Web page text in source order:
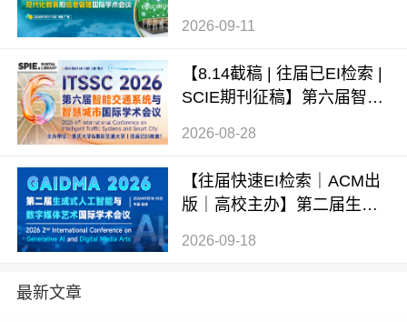
术会议 (ICMEIM 2026)
2026-09-11
【8.14截稿 | 往届已EI检索 |
SCIE期刊征稿】第六届智能
术会议（ITSSC 2026）
2026-08-28
【往届快速EI检索｜ACM出
版｜高校主办】第二届生成
术会议 (GAIDMA 2026)
2026-09-18
最新文章